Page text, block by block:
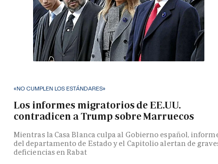
«NO CUMPLEN LOS ESTÁNDARES»
Los informes migratorios de EE.UU.
contradicen a Trump sobre Marruecos
Mientras la Casa Blanca culpa al Gobierno español,
del departamento de Estado y el Capitolio alertan de
deficiencias en Rabat